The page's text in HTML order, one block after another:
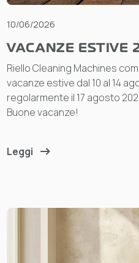
10/06/2026
VACANZE ESTIVE
Riello Cleaning Machines
vacanze estive dal 10 al 14
regolarmente il 17 agosto
Buone vacanze!
Leggi